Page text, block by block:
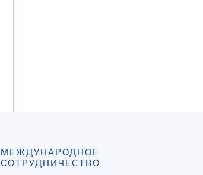
МЕЖДУНАРОДНОЕ
СОТРУДНИЧЕСТВО